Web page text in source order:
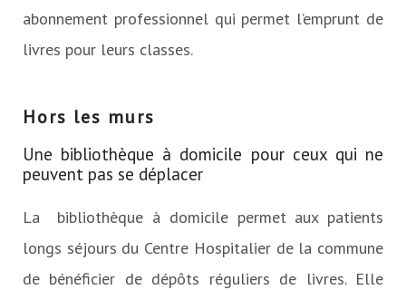
abonnement professionnel qui permet l’emprunt de
livres pour leurs classes.
Hors les murs
Une bibliothèque à domicile pour ceux qui ne
peuvent pas se déplacer
La bibliothèque à domicile permet aux patients
longs séjours du Centre Hospitalier de la commune
de bénéficier de dépôts réguliers de livres. Elle